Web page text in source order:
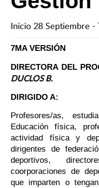
Inicio 28 Septiembre
7MA VERSIÓN
DIRECTORA DEL
DUCLOS B.
DIRIGIDO A:
Profesores/as,
Educación física,
actividad física y
dirigentes de
deportivos,
coorporaciones de
que imparten o